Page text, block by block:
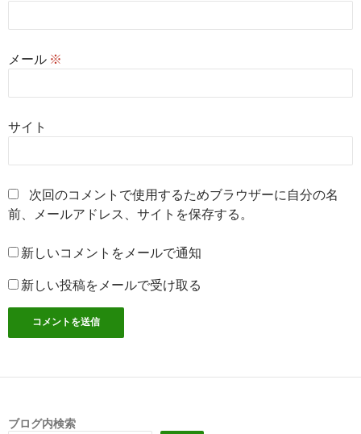
メール ※
サイト
次回のコメントで使用するためブラウザーに自分の名
前、メールアドレス、サイトを保存する。
新しいコメントをメールで通知
新しい投稿をメールで受け取る
ブログ内検索